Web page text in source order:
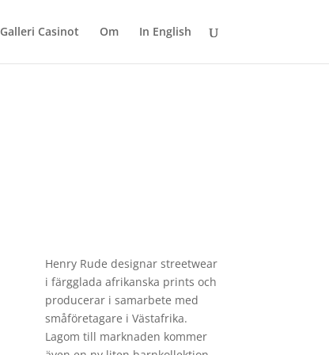
Galleri Casinot Om In English
Henry Rude designar streetwear
i färgglada afrikanska prints och
producerar i samarbete med
småföretagare i Västafrika.
Lagom till marknaden kommer